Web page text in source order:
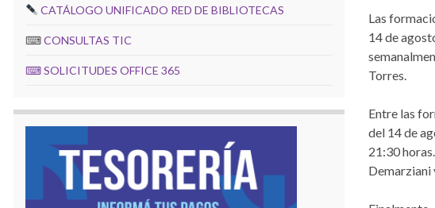
Las
14 de
Torres.
Entre las
del 14 de
21:30
Demarziani
CATÁLOGO UNIFICADO RED DE BIBLIOTECAS
⌨CONSULTAS TIC
⌨SOLICITUDES OFFICE 365